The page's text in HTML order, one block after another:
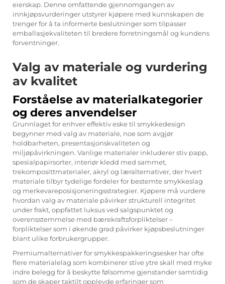
eierskap. Denne omfattende gjennomgangen av
innkjøpsvurderinger utstyrer kjøpere med kunnskapen de
trenger for å ta informerte beslutninger som tilpasser
emballasjekvaliteten til bredere forretningsmål og kundens
forventninger.
Valg av materiale og vurdering
av kvalitet
Forståelse av materialkategorier
og deres anvendelser
Grunnlaget for enhver effektiv eske til smykkedesign
begynner med valg av materiale, noe som avgjør
holdbarheten, presentasjonskvaliteten og
miljøpåvirkningen. Vanlige materialer inkluderer stiv papp,
spesialpapirsorter, interiør kledd med sammet,
trekomposittmaterialer, akryl og læralternativer, der hvert
materiale tilbyr tydelige fordeler for bestemte smykkeslag
og merkevareposisjoneringsstrategier. Kjøpere må vurdere
hvordan valg av materiale påvirker strukturell integritet
under frakt, oppfattet luksus ved salgspunktet og
overensstemmelse med bærekraftsforpliktelser –
forpliktelser som i økende grad påvirker kjøpsbeslutninger
blant ulike forbrukergrupper.
Premiumalternativer for smykkespakkeringsesker har ofte
flere materialelag som kombinerer stive ytre skall med myke
indre belegg for å beskytte følsomme gjenstander samtidig
som de skaper taktilt opplevde erfaringer som